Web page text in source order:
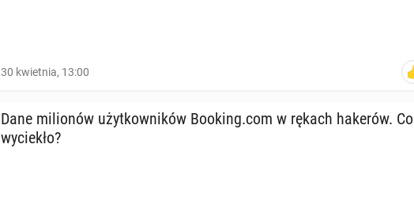
30 kwietnia, 13:00
Dane mi­lio­nów użyt­kow­ni­ków Booking.com w rękach hakerów. Co
wy­cie­kło?